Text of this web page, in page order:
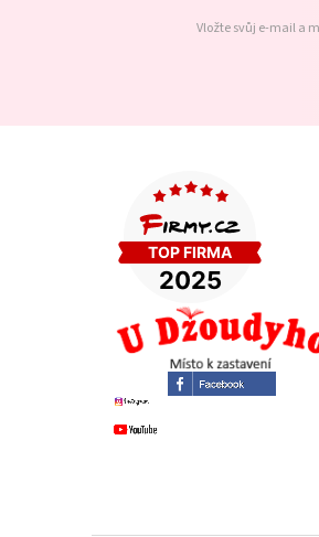
Vložte svůj e-mail a